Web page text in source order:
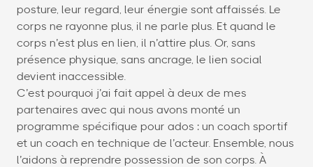
posture, leur regard, leur énergie sont affaissés. Le
corps ne rayonne plus, il ne parle plus. Et quand le
corps n’est plus en lien, il n’attire plus. Or, sans
présence physique, sans ancrage, le lien social
devient inaccessible.
C’est pourquoi j’ai fait appel à deux de mes
partenaires avec qui nous avons monté un
programme spécifique pour ados : un coach sportif
et un coach en technique de l’acteur. Ensemble, nous
l’aidons à reprendre possession de son corps. À